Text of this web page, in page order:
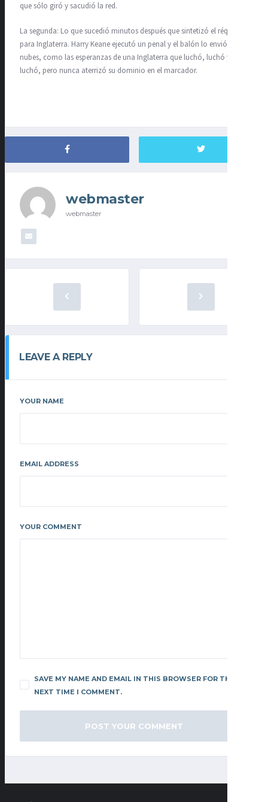
que sólo giró y sacudió la red.
La segunda: Lo que sucedió minutos después que sintetizó el réquiem
para Inglaterra. Harry Keane ejecutó un penal y el balón lo envió a las
nubes, como las esperanzas de una Inglaterra que luchó, luchó y
luchó, pero nunca aterrizó su dominio en el marcador.
webmaster
webmaster
LEAVE A REPLY
YOUR NAME
EMAIL ADDRESS
YOUR COMMENT
SAVE MY NAME AND EMAIL IN THIS BROWSER FOR THE
NEXT TIME I COMMENT.